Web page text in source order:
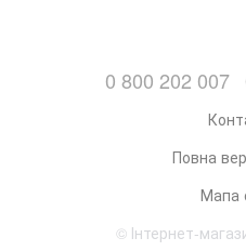
0 800 202 007
Повна
Мапа
© Інтернет-